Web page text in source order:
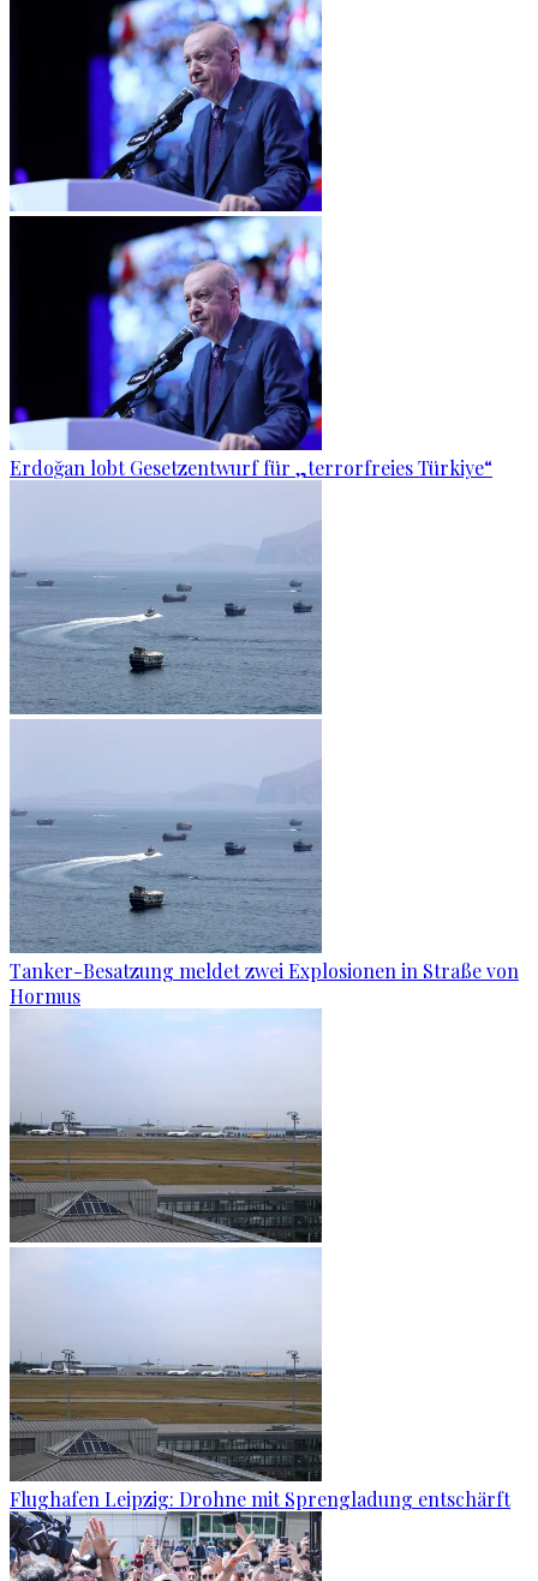
Erdoğan lobt Gesetzentwurf für „terrorfreies Türkiye“
Tanker-Besatzung meldet zwei Explosionen in Straße von
Hormus
Flughafen Leipzig: Drohne mit Sprengladung entschärft